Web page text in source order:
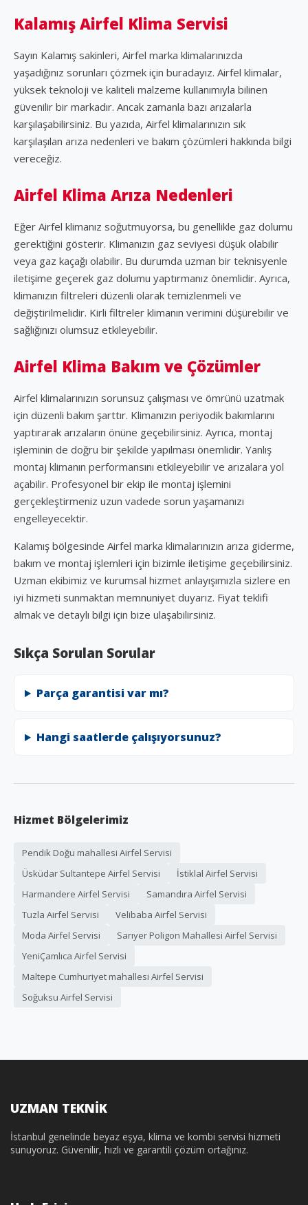
Kalamış Airfel Klima Servisi
Sayın Kalamış sakinleri, Airfel marka klimalarınızda
yaşadığınız sorunları çözmek için buradayız. Airfel klimalar,
yüksek teknoloji ve kaliteli malzeme kullanımıyla bilinen
güvenilir bir markadır. Ancak zamanla bazı arızalarla
karşılaşabilirsiniz. Bu yazıda, Airfel klimalarınızın sık
karşılaşılan arıza nedenleri ve bakım çözümleri hakkında bilgi
vereceğiz.
Airfel Klima Arıza Nedenleri
Eğer Airfel klimanız soğutmuyorsa, bu genellikle gaz dolumu
gerektiğini gösterir. Klimanızın gaz seviyesi düşük olabilir
veya gaz kaçağı olabilir. Bu durumda uzman bir teknisyenle
iletişime geçerek gaz dolumu yaptırmanız önemlidir. Ayrıca,
klimanızın filtreleri düzenli olarak temizlenmeli ve
değiştirilmelidir. Kirli filtreler klimanın verimini düşürebilir ve
sağlığınızı olumsuz etkileyebilir.
Airfel Klima Bakım ve Çözümler
Airfel klimalarınızın sorunsuz çalışması ve ömrünü uzatmak
için düzenli bakım şarttır. Klimanızın periyodik bakımlarını
yaptırarak arızaların önüne geçebilirsiniz. Ayrıca, montaj
işleminin de doğru bir şekilde yapılması önemlidir. Yanlış
montaj klimanın performansını etkileyebilir ve arızalara yol
açabilir. Profesyonel bir ekip ile montaj işlemini
gerçekleştirmeniz uzun vadede sorun yaşamanızı
engelleyecektir.
Kalamış bölgesinde Airfel marka klimalarınızın arıza giderme,
bakım ve montaj işlemleri için bizimle iletişime geçebilirsiniz.
Uzman ekibimiz ve kurumsal hizmet anlayışımızla sizlere en
iyi hizmeti sunmaktan memnuniyet duyarız. Fiyat teklifi
almak ve detaylı bilgi için bize ulaşabilirsiniz.
Sıkça Sorulan Sorular
Parça garantisi var mı?
Hangi saatlerde çalışıyorsunuz?
Hizmet Bölgelerimiz
Pendik Doğu mahallesi Airfel Servisi
Üsküdar Sultantepe Airfel Servisi
İstiklal Airfel Servisi
Harmandere Airfel Servisi
Samandıra Airfel Servisi
Tuzla Airfel Servisi
Velibaba Airfel Servisi
Moda Airfel Servisi
Sarıyer Poligon Mahallesi Airfel Servisi
YeniÇamlıca Airfel Servisi
Maltepe Cumhuriyet mahallesi Airfel Servisi
Soğuksu Airfel Servisi
UZMAN TEKNİK
İstanbul genelinde beyaz eşya, klima ve kombi servisi hizmeti
sunuyoruz. Güvenilir, hızlı ve garantili çözüm ortağınız.